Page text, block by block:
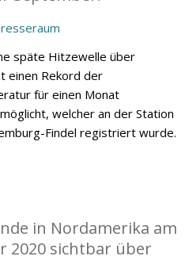
späte Hitzewelle über
einen Rekord der
für einen Monat
welcher an der Station
Findel registriert wurde.
in Nordamerika am
2020 sichtbar über